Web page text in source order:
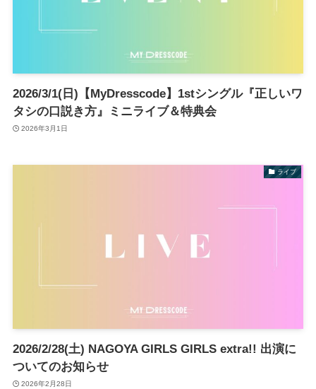
2026/3/1(日)【MyDresscode】1stシングル『正しいワ
タシの口説き方』ミニライブ＆特典会
2026年3月1日
ライブ
2026/2/28(土) NAGOYA GIRLS GIRLS extra!! 出演に
ついてのお知らせ
2026年2月28日